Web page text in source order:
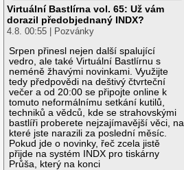
Virtuální Bastlírna vol. 65: Už vám
dorazil předobjednaný INDX?
4.8. 00:55 | Pozvánky
Srpen přinesl nejen další spalující
vedro, ale také Virtuální Bastlírnu s
neméně žhavými novinkami. Využijte
tedy předpovědi na deštivý čtvrteční
večer a od 20:00 se připojte online k
tomuto neformálnímu setkání kutilů,
techniků a vědců, kde se strahovskými
bastlíři proberete nejzajímavější věci, na
které jste narazili za poslední měsíc.
Pokud jde o novinky, řeč zcela jistě
přijde na systém INDX pro tiskárny
Průša, který na konci